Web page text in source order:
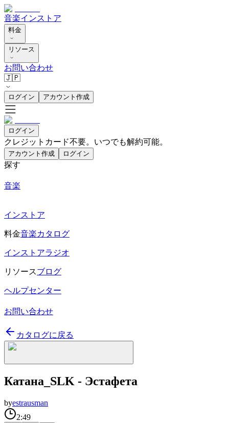
音楽インストア
料金
リソース
お問い合わせ
🇯🇵
ログイン アカウント作成
ログイン
クレジットカード不要。いつでも解約可能。
アカウント作成 ログイン
探す
音楽
インストア
料金音楽カタログ
インストアラジオ
リソースブログ
ヘルプセンター
お問い合わせ
カタログに戻る
Катана_SLK - Эстафета
byestrausman
2:49